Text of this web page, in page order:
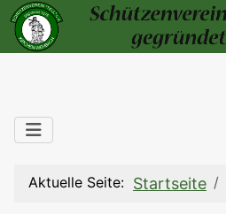
Aktuelle Seite: Startseite